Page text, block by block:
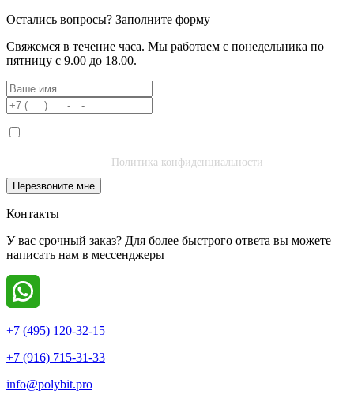
Остались вопросы? Заполните форму
Свяжемся в течение часа. Мы работаем с понедельника по
пятницу с 9.00 до 18.00.
Политика конфиденциальности
Перезвоните мне
Контакты
У вас срочный заказ? Для более быстрого ответа вы можете
написать нам в мессенджеры
+7 (495) 120-32-15
+7 (916) 715-31-33
info@polybit.pro